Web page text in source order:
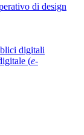
di design
digitali
(e-